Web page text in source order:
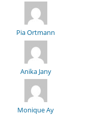
Pia Ortmann
Anika Jany
Monique Ay